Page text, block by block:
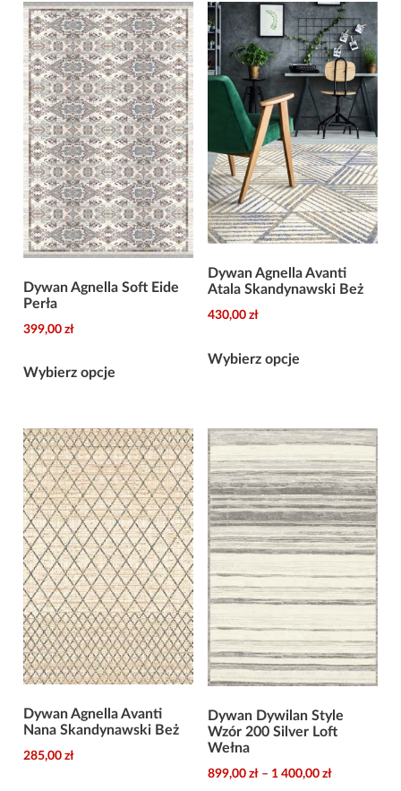
Dywan Agnella Soft Eide
Perła
399,00 zł
Wybierz opcje
wiele
wariantów.
Opcje
można
wybrać
na
stronie
produktu
Dywan Agnella Avanti
Atala Skandynawski Beż
430,00 zł
Wybierz opcje
produkt
wariantów.
Opcje
można
wybrać
na
produktu
Dywan Agnella Avanti
Nana Skandynawski Beż
285,00 zł
Dywan Dywilan Style
Wzór 200 Silver Loft
Wełna
899,00 zł – 1 400,00 złZakres